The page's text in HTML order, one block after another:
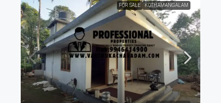
FOR SALE KOTHAMANGALAM